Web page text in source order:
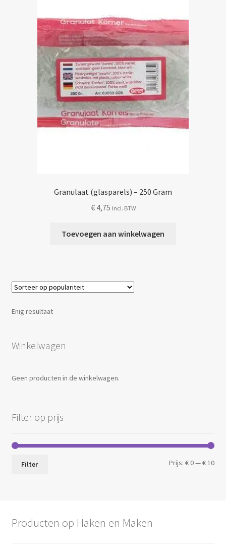
Mijn account
Granulaat (glasparels) – 250 Gram
€4,75 Incl. BTW
Toevoegen aan winkelwagen
Enig resultaat
Winkelwagen
Geen producten in de winkelwagen.
Filter op prijs
Min.
Filter Prijs:€ 0—€ 10
Producten op Haken en Maken